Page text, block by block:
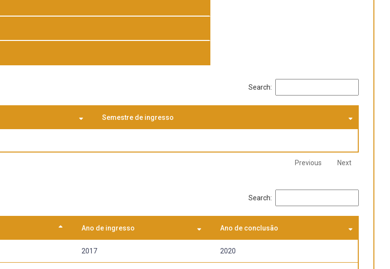
Search:
Semestre de ingresso
Previous
Next
Search:
Ano de ingresso Ano de conclusão
2017 2020